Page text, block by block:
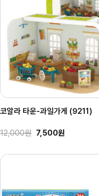
코알라 타운-과일가게 (9211)
12,000원 7,500원